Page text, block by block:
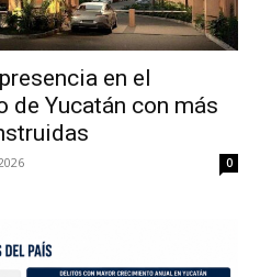
en el
Yucatán con más
0